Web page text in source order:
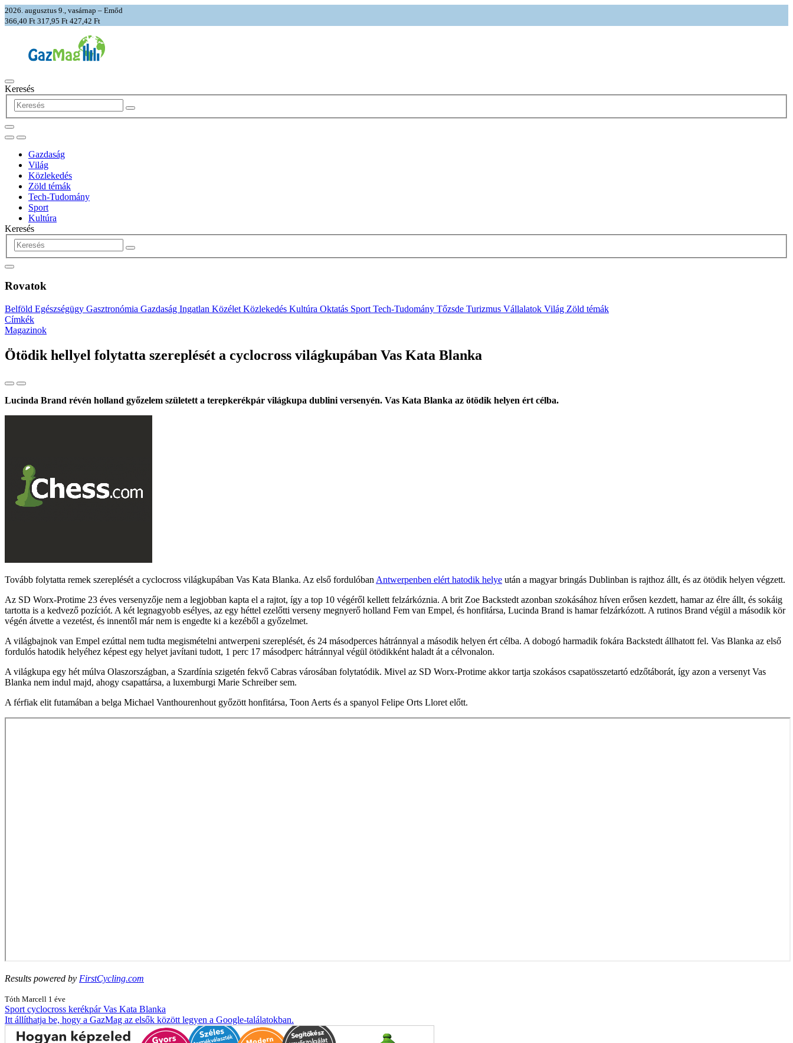
2026. augusztus 9., vasárnap – Emőd
366,40 Ft 317,95 Ft 427,42 Ft
Keresés
Gazdaság
Világ
Közlekedés
Zöld témák
Tech-Tudomány
Sport
Kultúra
Keresés
Rovatok
Belföld Egészségügy Gasztronómia Gazdaság Ingatlan Közélet Közlekedés Kultúra Oktatás Sport Tech-Tudomány Tőzsde Turizmus Vállalatok Világ Zöld témák
Címkék
Magazinok
Ötödik hellyel folytatta szereplését a cyclocross világkupában Vas Kata Blanka
Lucinda Brand révén holland győzelem született a terepkerékpár világkupa dublini versenyén. Vas Kata Blanka az ötödik helyen ért célba.
Tovább folytatta remek szereplését a cyclocross világkupában Vas Kata Blanka. Az első fordulóban Antwerpenben elért hatodik helye után a magyar bringás Dublinban is rajthoz állt, és az ötödik helyen végzett.
Az SD Worx-Protime 23 éves versenyzője nem a legjobban kapta el a rajtot, így a top 10 végéről kellett felzárkóznia. A brit Zoe Backstedt azonban szokásához híven erősen kezdett, hamar az élre állt, és sokáig
tartotta is a kedvező pozíciót. A két legnagyobb esélyes, az egy héttel ezelőtti verseny megnyerő holland Fem van Empel, és honfitársa, Lucinda Brand is hamar felzárkózott. A rutinos Brand végül a második kör
végén átvette a vezetést, és innentől már nem is engedte ki a kezéből a győzelmet.
A világbajnok van Empel ezúttal nem tudta megismételni antwerpeni szereplését, és 24 másodperces hátránnyal a második helyen ért célba. A dobogó harmadik fokára Backstedt állhatott fel. Vas Blanka az első
fordulós hatodik helyéhez képest egy helyet javítani tudott, 1 perc 17 másodperc hátránnyal végül ötödikként haladt át a célvonalon.
A világkupa egy hét múlva Olaszországban, a Szardínia szigetén fekvő Cabras városában folytatódik. Mivel az SD Worx-Protime akkor tartja szokásos csapatösszetartó edzőtáborát, így azon a versenyt Vas
Blanka nem indul majd, ahogy csapattársa, a luxemburgi Marie Schreiber sem.
A férfiak elit futamában a belga Michael Vanthourenhout győzött honfitársa, Toon Aerts és a spanyol Felipe Orts Lloret előtt.
Results powered by FirstCycling.com
Tóth Marcell 1 éve
Sport cyclocross kerékpárVas Kata Blanka
Itt állíthatja be, hogy a GazMag az elsők között legyen a Google-találatokban.